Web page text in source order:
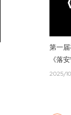
第一
《落安
2025/